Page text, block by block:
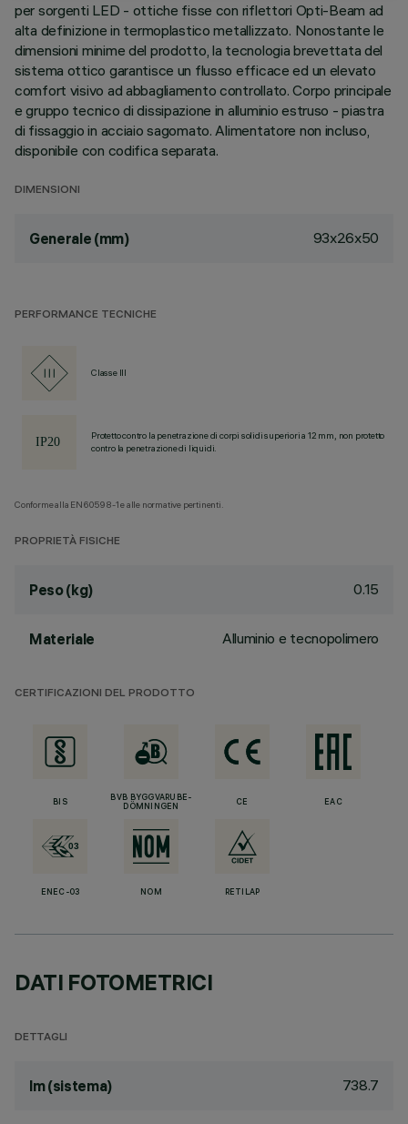
per sorgenti LED - ottiche fisse con riflettori Opti-Beam ad
alta definizione in termoplastico metallizzato. Nonostante le
dimensioni minime del prodotto, la tecnologia brevettata del
sistema ottico garantisce un flusso efficace ed un elevato
comfort visivo ad abbagliamento controllato. Corpo principale
e gruppo tecnico di dissipazione in alluminio estruso - piastra
di fissaggio in acciaio sagomato. Alimentatore non incluso,
disponibile con codifica separata.
DIMENSIONI
Generale (mm) 93x26x50
PERFORMANCE TECNICHE
Classe III
Protetto contro la penetrazione di corpi solidi superiori a 12 mm, non protetto
contro la penetrazione di liquidi.
Conforme alla EN60598-1 e alle normative pertinenti.
PROPRIETÀ FISICHE
Peso (kg) 0.15
Materiale Alluminio e tecnopolimero
CERTIFICAZIONI DEL PRODOTTO
BIS
BVB BYGGVARUBE-
DÖMNINGEN
CE EAC
ENEC-03 NOM RETILAP
DATI FOTOMETRICI
DETTAGLI
lm (sistema) 738.7